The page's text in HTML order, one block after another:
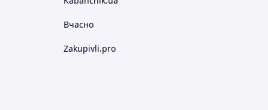
Вчасно
Zakupivli.pro